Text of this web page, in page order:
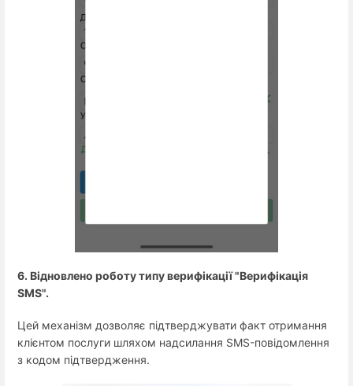
6. Відновлено роботу типу верифікації "Верифікація
SMS".
Цей механізм дозволяє підтверджувати факт отримання
клієнтом послуги шляхом надсилання SMS-повідомлення
з кодом підтвердження.